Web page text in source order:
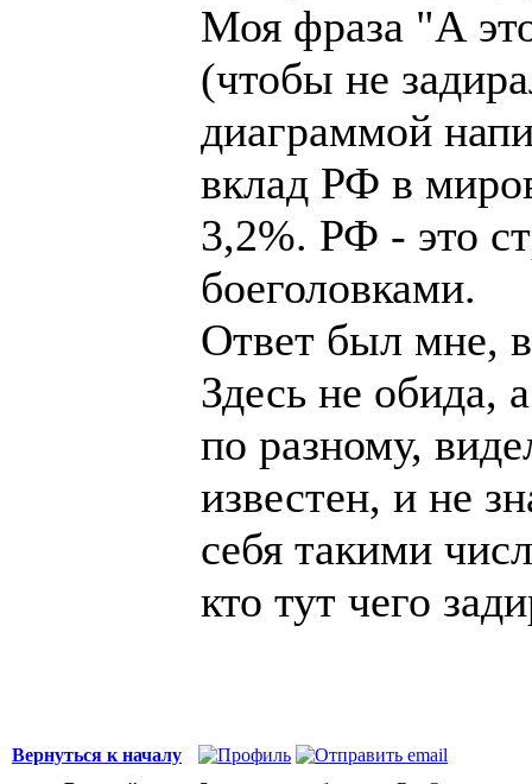
Моя фраза "А
(чтобы не
диаграммой
вклад РФ в
3,2%. РФ - это
боеголовками.
Ответ был мне,
Здесь не обида,
по разному,
известен, и не
себя такими
кто тут чего
Вернуться к началу